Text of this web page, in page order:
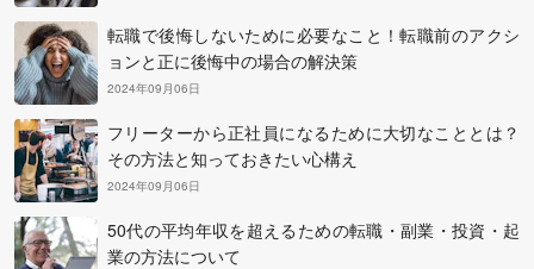
転職で後悔しないために必要なこと！転職前のアクシ
ョンと正に後悔中の場合の解決策
2024年09月06日
フリーターから正社員になるために大切なこととは？
その方法と知っておきたい心構え
2024年09月06日
50代の平均年収を超えるための転職・副業・投資・起
業の方法について